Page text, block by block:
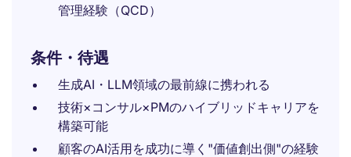
管理経験（QCD）
条件・待遇
生成AI・LLM領域の最前線に携われる
技術×コンサル×PMのハイブリッドキャリアを
構築可能
顧客のAI活用を成功に導く"価値創出側"の経験